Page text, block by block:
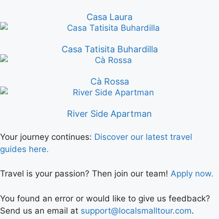
Casa Laura
Casa Tatisita Buhardilla
Cà Rossa
River Side Apartman
Your journey continues: Discover our latest travel
guides here.
Travel is your passion? Then join our team! Apply now.
You found an error or would like to give us feedback?
Send us an email at support@localsmalltour.com.